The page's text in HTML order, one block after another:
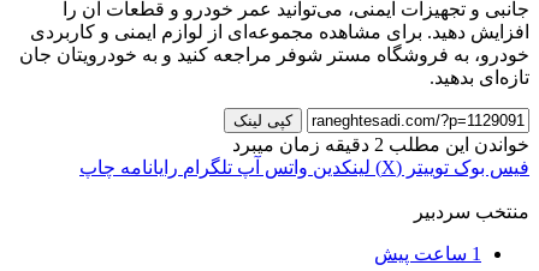
جانبی و تجهیزات ایمنی، می‌توانید عمر خودرو و قطعات آن را
افزایش دهید. برای مشاهده مجموعه‌ای از لوازم ایمنی و کاربردی
خودرو، به فروشگاه مستر شوفر مراجعه کنید و به خودرویتان جان
تازه‌ای بدهید.
کپی لینک
خواندن این مطلب 2 دقیقه زمان میبرد
فیس بوک توییتر (X) لینکدین واتس آپ تلگرام رایانامه چاپ
منتخب سردبیر
1 ساعت پیش